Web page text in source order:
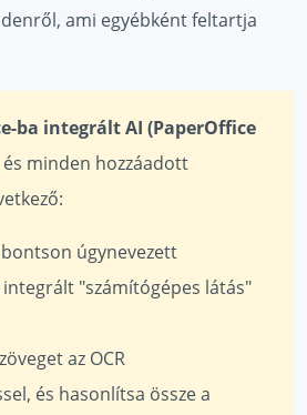
ami egyébként feltartja
ba integrált AI (PaperOffice
és minden hozzáadott
bontson úgynevezett
"számítógépes látás"
az OCR
és hasonlítsa össze a